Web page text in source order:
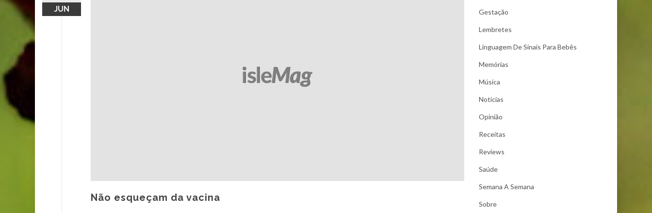
JUN
Não esqueçam da vacina
Gestação
Lembretes
Linguagem De Sinais Para Bebês
Memórias
Música
Notícias
Opinião
Receitas
Reviews
Saúde
Semana A Semana
Sobre